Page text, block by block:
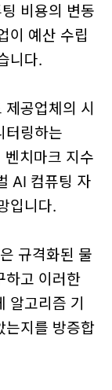
비용의 변동
이 예산 수립
니다.
공업체의 시
터링하는
치마크 지수
AI 컴퓨팅 자
입니다.
규격화된 물
하고 이러한
알고리즘 기
는지를 방증합